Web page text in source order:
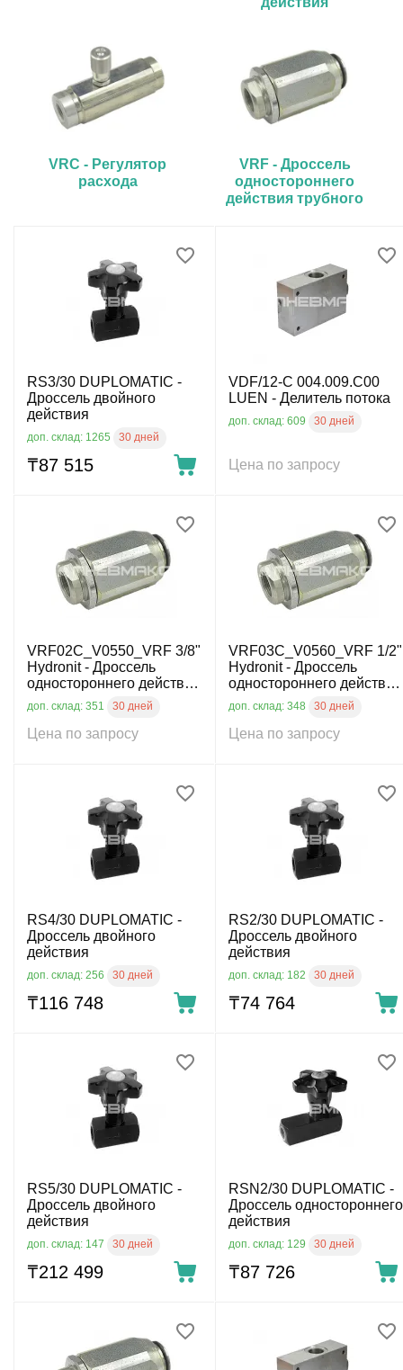
VRC - Регулятор
расхода
VRF - Дроссель
одностороннего
действия трубного
RS3/30 DUPLOMATIC -
Дроссель двойного
действия
доп. склад: 1265 30 дней
₸87 515
VDF/12-C 004.009.C00
LUEN - Делитель потока
доп. склад: 609 30 дней
Цена по запросу
VRF02C_V0550_VRF 3/8"
Hydronit - Дроссель
одностороннего действия
трубного монтажа, G3/8",
25л/мин, 350бар
доп. склад: 351 30 дней
Цена по запросу
VRF03C_V0560_VRF 1/2"
Hydronit - Дроссель
одностороннего действия
трубного монтажа, G1/2",
45л/мин, 350бар
доп. склад: 348 30 дней
Цена по запросу
RS4/30 DUPLOMATIC -
Дроссель двойного
действия
доп. склад: 256 30 дней
₸116 748
RS2/30 DUPLOMATIC -
Дроссель двойного
действия
доп. склад: 182 30 дней
₸74 764
RS5/30 DUPLOMATIC -
Дроссель двойного
действия
доп. склад: 147 30 дней
₸212 499
RSN2/30 DUPLOMATIC -
Дроссель одностороннего
действия
доп. склад: 129 30 дней
₸87 726